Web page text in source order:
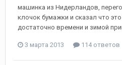
машинка из Нидерландов,
клочок бумажки и сказал что
достаточно времени и зимой
3 марта 2013 114 ответов